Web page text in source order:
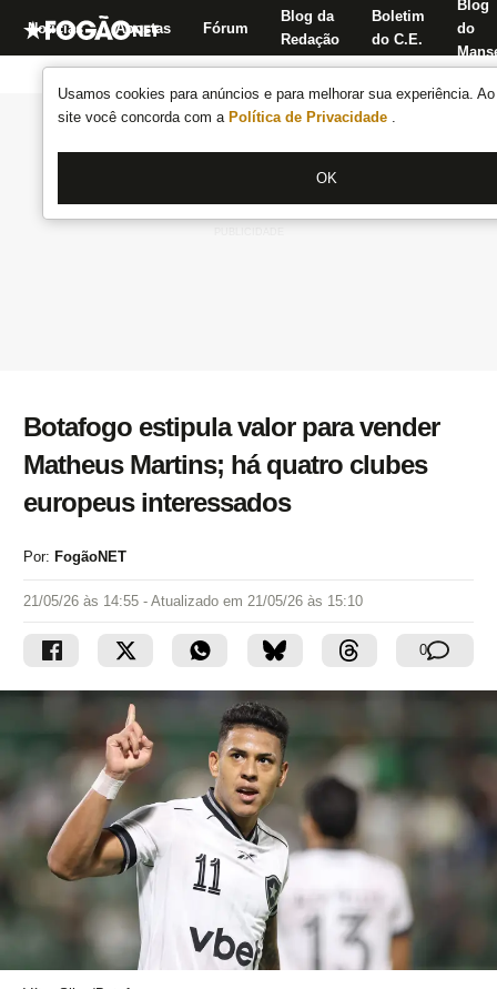
Usamos cookies para anúncios e para melhorar sua experiência.
site você concorda com a Política de Privacidade .
OK
Notícias Apostas Fórum
Blog da
Redação
Boletim
do C.E.
Blog
do
Botafogo estipula valor para vender
Matheus Martins; há quatro clubes
europeus interessados
Por: FogãoNET
21/05/26 às 14:55 - Atualizado em 21/05/26 às 15:10
0